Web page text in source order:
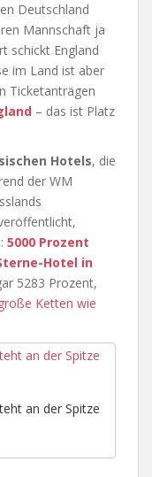
Deutschland
Mannschaft ja
schickt England
im Land ist aber
Ticketanträgen
– das ist Platz
Hotels, die
der WM
5000 Prozent
Hotel in
5283 Prozent,
Ketten wie
an der Spitze